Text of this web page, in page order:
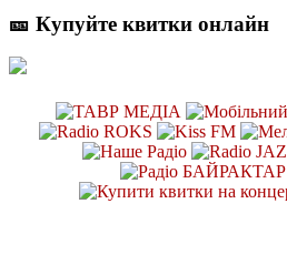
🎫 Купуйте квитки онлайн